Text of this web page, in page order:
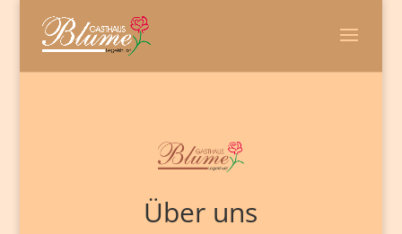
Über uns